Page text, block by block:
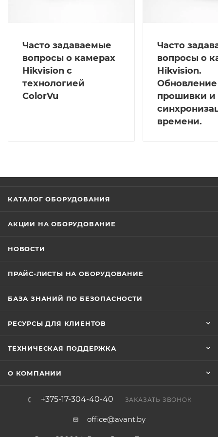
Часто задаваемые
вопросы о камерах
Hikvision с
технологией
ColorVu
Часто
вопросы о
Hikvision.
Обновление
прошивки и
времени.
КАТАЛОГ ОБОРУДОВАНИЯ
АКЦИИ НА ОБОРУДОВАНИЕ
НОВОСТИ
ПРАЙС-ЛИСТЫ НА ОБОРУДОВАНИЕ
БАЗА ЗНАНИЙ ПО БЕЗОПАСНОСТИ
РЕСУРСЫ ДЛЯ КЛИЕНТОВ
ТЕХНИЧЕСКАЯ ПОДДЕРЖКА
О КОМПАНИИ
+375-17-304-40-40 ЗАКАЗАТЬ ЗВОНОК
office@avant.by